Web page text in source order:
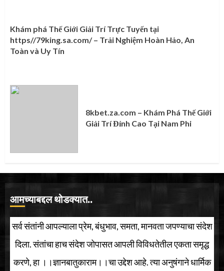
Khám phá Thế Giới Giải Trí Trực Tuyến tại
https//79king.sa.com/ – Trải Nghiệm Hoàn Hảo, An
Toàn và Uy Tín
8kbet.za.com – Khám Phá Thế Giới
Giải Trí Đỉnh Cao Tại Nam Phi
आमच्याबद्दल थोडक्यात..
सर्व संतांनी आपल्याला प्रेम, बंधुभाव, समता, मानवता जपण्याचा संदेश
दिला. संतांचा हाच संदेश जोपासत आपली विविधतेतील एकता समृद्ध
करणे, हा ।।ज्ञानबातुकाराम।।चा उद्देश आहे. त्या अनुषंगाने धार्मिक